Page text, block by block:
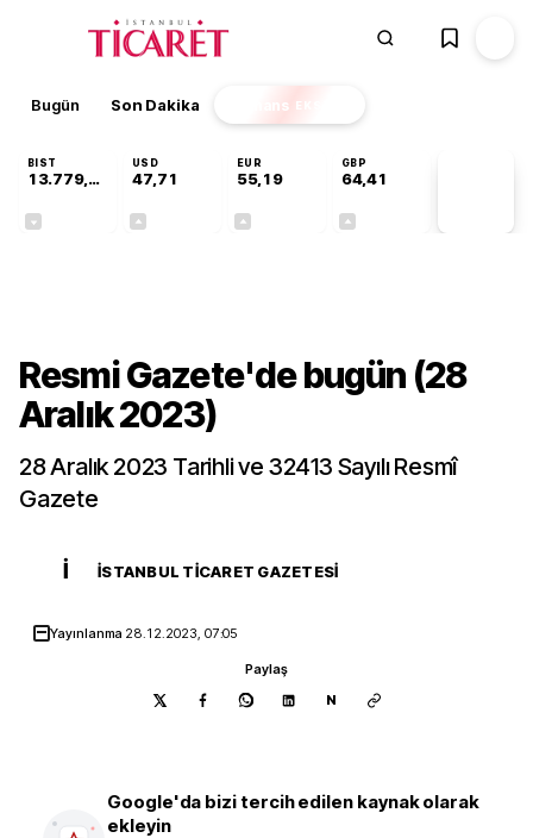
Bugün Son Dakika Finans EKSTRA
BIST
13.779,39
USD
47,71
EUR
55,19
GBP
64,41
Resmi Gazete'de bugün (28
Aralık 2023)
28 Aralık 2023 Tarihli ve 32413 Sayılı Resmî
Gazete
İ İSTANBUL TICARET GAZETESI
Yayınlanma 28.12.2023, 07:05
Paylaş
N
Google'da bizi tercih edilen kaynak olarak
ekleyin